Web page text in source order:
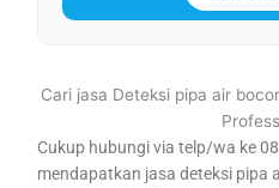
Cari jasa Deteksi pipa air
Cukup hubungi via telp/wa ke
mendapatkan jasa deteksi pipa